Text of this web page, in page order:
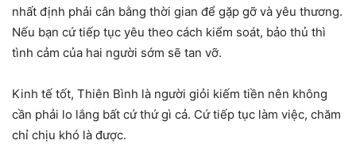
nhất định phải cân bằng thời gian để gặp gỡ và yêu thương.
Nếu bạn cứ tiếp tục yêu theo cách kiểm soát, bảo thủ thì
tình cảm của hai người sớm sẽ tan vỡ.
Kinh tế tốt, Thiên Bình là người giỏi kiếm tiền nên không
cần phải lo lắng bất cứ thứ gì cả. Cứ tiếp tục làm việc, chăm
chỉ chịu khó là được.